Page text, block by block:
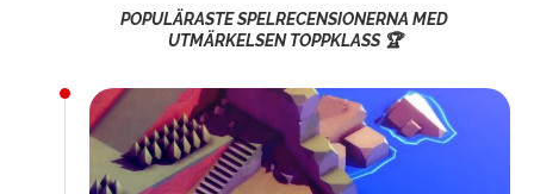
POPULÄRASTE SPELRECENSIONERNA MED
UTMÄRKELSEN TOPPKLASS 🏆